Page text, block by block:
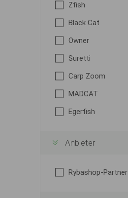
Zfish
Black Cat
Owner
Suretti
Carp Zoom
MADCAT
Egerfish
Anbieter
Rybashop-Partner